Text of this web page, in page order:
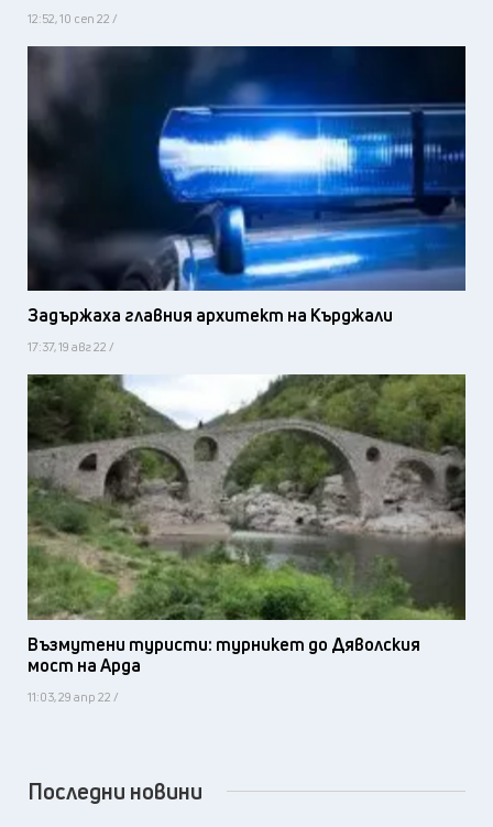
12:52, 10 сеп 22 /
Задържаха главния архитект на Кърджали
17:37, 19 авг 22 /
Възмутени туристи: турникет до Дяволския
мост на Арда
11:03, 29 апр 22 /
Последни новини